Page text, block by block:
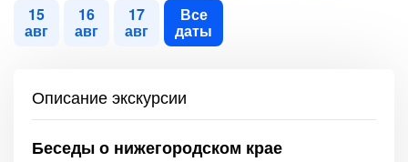
15
авг
16
авг
17
авг
Все
даты
Описание экскурсии
Беседы о нижегородском крае